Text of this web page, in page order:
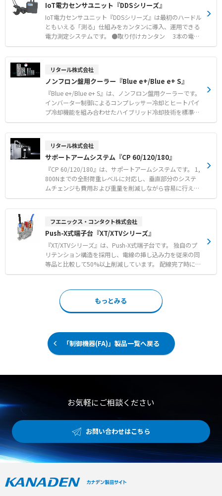
●リモートセンサシステム 回転
テーブル（スリップリングの代わり）や治具交換のコネク
タ脱着の代わりで使える ワイヤレス給電・信号伝送
●リモートパワーサプライシステム AGVへのワイヤレス
充電システム（６００W～２KW）まで可能 モーターや
タートアップをベースとし、お客様に短期間でワイヤレス
給電の試作をご提供し、 初期段階からワイヤレス給電の
機能確認や構造検討、 市場検討の足掛かりとなるような
スタートアップ時には是非ともお問い合わせください。
IoT電力センサユニット『DDSシリーズ』
IoT電力センサユニット『DDSシリーズ』は最初のハードル
ともいえる「測る」仕組みをカンタンに導入、運用できる
電力測定システムです。 ●取り付けカンタン 3本の電線
のうち2本の電線にクランプするだけで、消費電力を測定
することができます。 ●真の有効電力を測定 電流だけ
できます。 ●電気工事不要 クランプオンなので大がか
りな電気工事は不要。電力センサ1つの取付作業時間は約1
5秒です。 ●Bluetooth通信 見通し距離約100mのBluet
oothで測定データを送信でき、面倒な配線工事が不要で
す。 ｜商品切り替えのご案内｜ 本商品は後継機種への切
り替えを順次進めております。 ※現行機種：DDS33 P シ
リーズ → 後継機種：DDS33 B シリーズ 出荷状況につきま
リタール株式会社
ノンフロン盤用クーラー『Blue e+/Blue e+ S』
『Blue e+/Blue e+ S』は、ノンフロン盤用クーラーです。
インバーター制御によるコンプレッサー冷却とヒートパイ
プ冷却機能を組み合わせたハイブリッド冷却技術を標準装
備しています。 周囲温度と盤内温度の状況に応じて稼働方
式を切り替えることで、メーカー従来機比で最大75%の省
34yfを冷媒として採用しており、環境に配慮した設計とな
っています。 さらに、独自のコーティングによるフィルタ
レス化や内蔵ヒーターによるノンドレン処理により、メン
テナンスにかかる時間とコストを削減可能です。 IoTイン
ターフェースやスマートフォンアプリにも対応し、遠隔監
視やパラメータ設定も容易に行えます。 【特徴】 ●ハイ
ブリッド冷却技術による高いエネルギー効率の実現 ●R-1
ィルタレスおよびノンドレン処理によるメンテナンス工数
の削減 【用途・事例】 ●自動車や工作機械、食品、半導
体などさまざまな業界の温度管理 ●IoTインターフェース
やスマホアプリを活用した遠隔監視および製品管理 ●世界
中で入手可能なマルチ電圧対応によるグローバル展開設備
への導入
リタール株式会社
サポートアームシステム『CP 60/120/180』
『CP 60/120/180』は、サポートアームシステムです。 1,
800Nまでの全耐荷重レベルに対応し、垂直部分のシステ
ムチェンジも費用および重量を削減しながら容易に行えま
す。 統一された調節機構により、組み立て後も部品を取り
外すことなく調節が可能です。 ワンマンでの取り付けにも
しています。 大型コネクターにも十分対応できる大きな断
面積を持ち、データ回線と電力ケーブルの配線を簡単に分
離できます。 開放型サポートアームにより、増設やメンテ
ナンス時のアクセスも能率的に行えます。 【特徴】 ●1,8
00Nまでの耐荷重に対応し容易なシステムチェンジが可能
●ワンマンで取り付けでき組み立て後も取り外し不要で調
ブル処理 【用途・事例】 ●生産工場や試験装置における
コマンドパネルや操作盤の設置 ●データ回線と電力ケーブ
ルの分離や大型コネクターの配線 ●増設やメンテナンス作
フエニックス・コンタクト株式会社
Push-X式端子台『XT/XTVシリーズ』
『XT/XTVシリーズ』は、Push-X式端子台です。 独自のプ
リテンション構造を採用し、電線の挿し込み力を従来の同
等品と比較して50%以上削減しています。 配線完了時には
「カチッ」という音とともに、視認性の高いオレンジ色の
す。 専用工具が不要で、プラスドライバーを使用して電線
のリリースや追加作業が行える高いメンテナンス性を備え
ています。 従来のPush-in式端子台PTシリーズと、マーキ
め、既存の設計資産をそのまま活用してスムーズな導入を
サポートいたします。 【特徴】 ●挿し込み力を50%以上
削減しスムーズな配線を実現するプリテンション構造 ●接
続完了を知らせるクリック音とオレンジ色ボタンによる確
にも対応する高い汎用性と利便性 【用途・事例】 ●制御
実な接続 ●PTシリーズ共通アクセサリを活用した既設盤
もっとみる
「制御機器(FA)」製品一覧へ戻る
お気軽にご相談ください
お問い合わせはこちら